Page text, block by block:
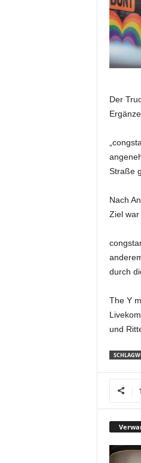
e
Der
Straße
Nach
Ziel war
durch
The Y
und